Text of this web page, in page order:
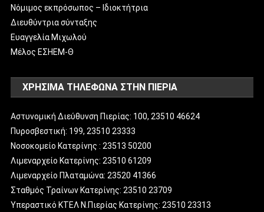
Νόμιμος εκπρόσωπος – Ιδιοκτήτρια
Διευθύντρια σύνταξης
Ευαγγελία Μιχωλού
Μέλος ΕΣΗΕΜ-Θ
ΧΡΗΣΙΜΑ ΤΗΛΕΦΩΝΑ ΣΤΗΝ ΠΙΕΡΙΑ
Αστυνομική Διεύθυνση Πιερίας: 100, 23510 46624
Πυροσβεστική: 199, 23510 23333
Νοσοκομείο Κατερίνης : 23513 50200
Λιμεναρχείο Κατερίνης: 23510 61209
Λιμεναρχείο Πλαταμώνα: 23520 41366
Σταθμός Τραίνων Κατερίνης: 23510 23709
Υπεραστικό ΚΤΕΛ Ν.Πιερίας Κατερίνης: 23510 23313